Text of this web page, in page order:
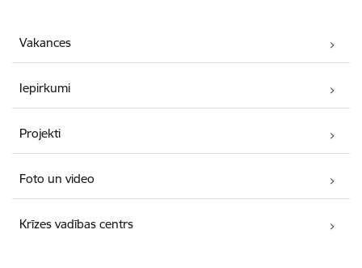
Vakances
Iepirkumi
Projekti
Foto un video
Krīzes vadības centrs